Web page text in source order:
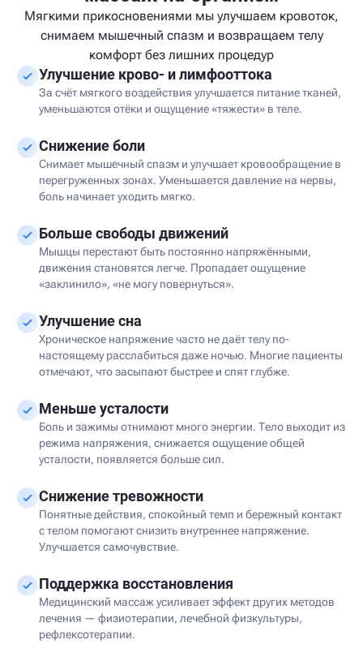
Мягкими прикосновениями мы улучшаем кровоток,
снимаем мышечный спазм и возвращаем телу
комфорт без лишних процедур
Улучшение крово- и лимфооттока
За счёт мягкого воздействия улучшается питание тканей,
уменьшаются отёки и ощущение «тяжести» в теле.
Снижение боли
Снимает мышечный спазм и улучшает кровообращение в
перегруженных зонах. Уменьшается давление на нервы,
боль начинает уходить мягко.
Больше свободы движений
Мышцы перестают быть постоянно напряжёнными,
движения становятся легче. Пропадает ощущение
«заклинило», «не могу повернуться».
Улучшение сна
Хроническое напряжение часто не даёт телу по-
настоящему расслабиться даже ночью. Многие пациенты
отмечают, что засыпают быстрее и спят глубже.
Меньше усталости
Боль и зажимы отнимают много энергии. Тело выходит из
режима напряжения, снижается ощущение общей
усталости, появляется больше сил.
Снижение тревожности
Понятные действия, спокойный темп и бережный контакт
с телом помогают снизить внутреннее напряжение.
Улучшается самочувствие.
Поддержка восстановления
Медицинский массаж усиливает эффект других методов
лечения — физиотерапии, лечебной физкультуры,
рефлексотерапии.